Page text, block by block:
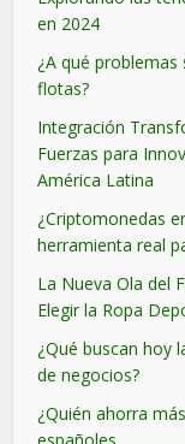
en 2024
¿A qué
flotas?
Integración
Fuerzas para
América Latina
¿Criptomonedas
herramienta real
La Nueva Ola del
Elegir la Ropa
¿Qué buscan hoy
de negocios?
¿Quién ahorra